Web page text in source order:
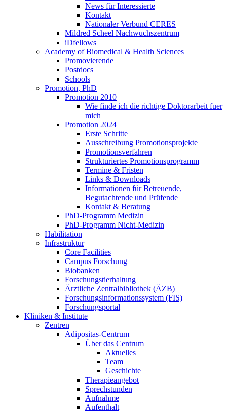
News für Interessierte
Kontakt
Nationaler Verbund CERES
Mildred Scheel Nachwuchszentrum
iDfellows
Academy of Biomedical & Health Sciences
Promovierende
Postdocs
Schools
Promotion, PhD
Promotion 2010
Wie finde ich die richtige Doktorarbeit fuer
mich
Promotion 2024
Erste Schritte
Ausschreibung Promotionsprojekte
Promotionsverfahren
Strukturiertes Promotionsprogramm
Termine & Fristen
Links & Downloads
Informationen für Betreuende,
Begutachtende und Prüfende
Kontakt & Beratung
PhD-Programm Medizin
PhD-Programm Nicht-Medizin
Habilitation
Infrastruktur
Core Facilities
Campus Forschung
Biobanken
Forschungstierhaltung
Ärztliche Zentralbibliothek (ÄZB)
Forschungsinformationssystem (FIS)
Forschungsportal
Kliniken & Institute
Zentren
Adipositas-Centrum
Über das Centrum
Aktuelles
Team
Geschichte
Therapieangebot
Sprechstunden
Aufnahme
Aufenthalt